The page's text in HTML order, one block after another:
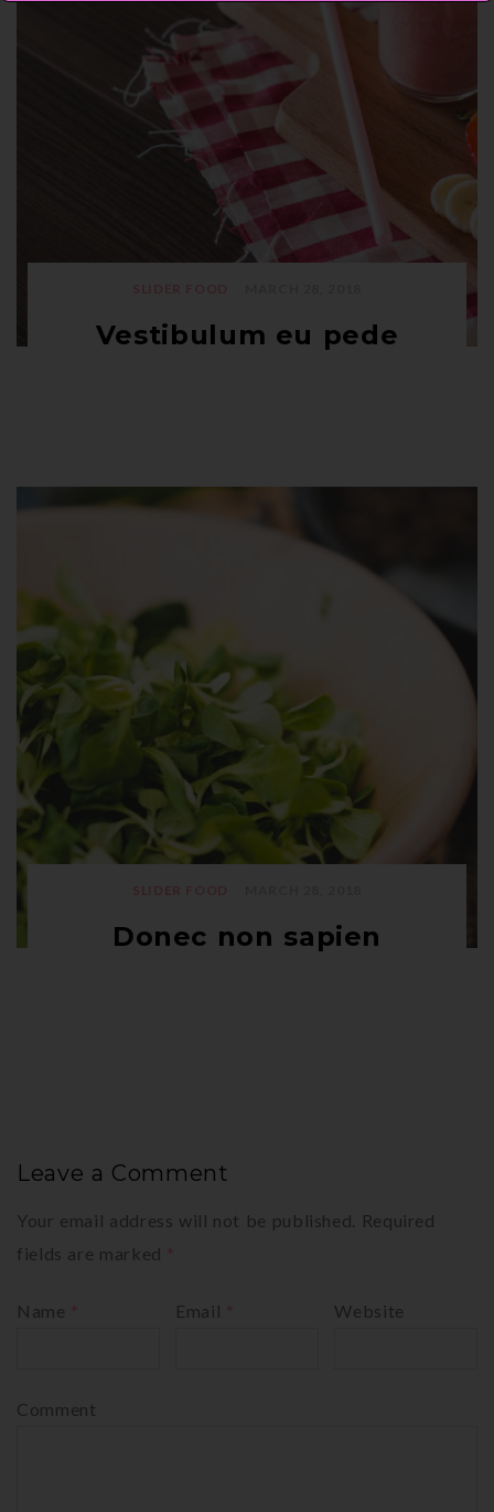
Vestibulum eu pede
Donec non sapien
Leave a Comment
Your email address will not be published. Required
fields are marked
Name Email Website
Comment